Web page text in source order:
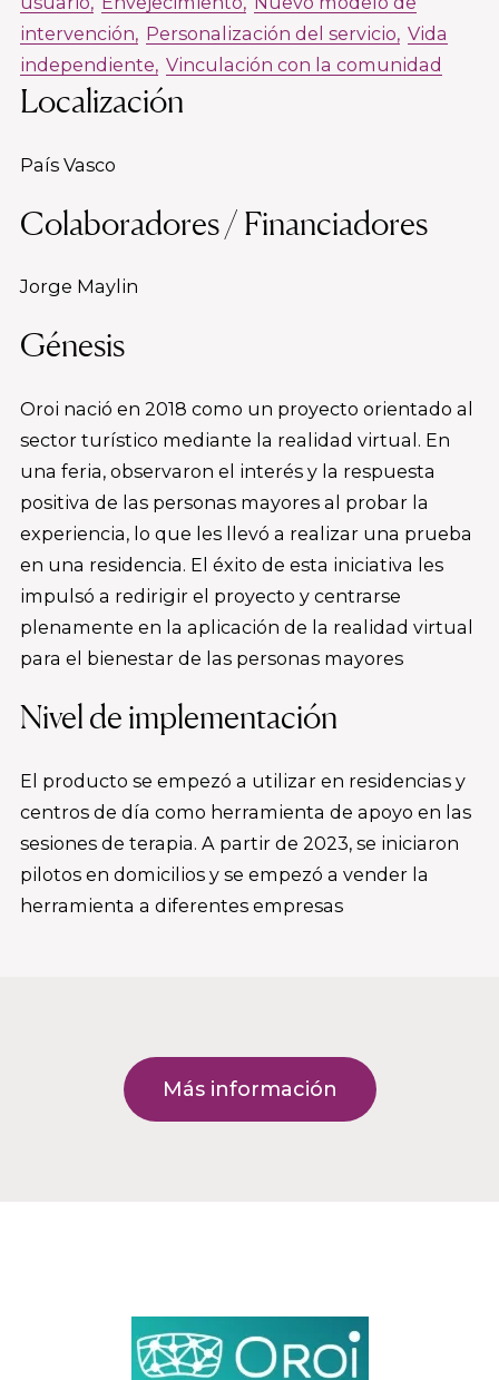
intervención Personalización del servicio Vida
independiente Vinculación con la comunidad
Localización
País Vasco
Colaboradores / Financiadores
Jorge Maylin
Génesis
Oroi nació en 2018 como un proyecto orientado al
sector turístico mediante la realidad virtual. En
una feria, observaron el interés y la respuesta
positiva de las personas mayores al probar la
experiencia, lo que les llevó a realizar una prueba
en una residencia. El éxito de esta iniciativa les
impulsó a redirigir el proyecto y centrarse
plenamente en la aplicación de la realidad virtual
para el bienestar de las personas mayores
Nivel de implementación
El producto se empezó a utilizar en residencias y
centros de día como herramienta de apoyo en las
sesiones de terapia. A partir de 2023, se iniciaron
pilotos en domicilios y se empezó a vender la
herramienta a diferentes empresas
Más información